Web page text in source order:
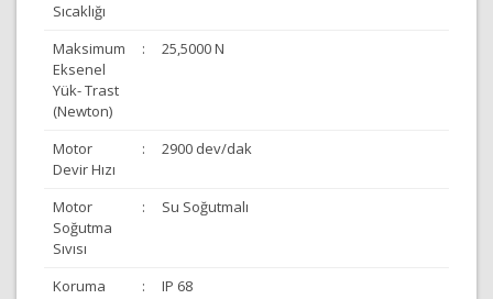
Sıcaklığı
Maksimum
Eksenel
Yük- Trast
(Newton)
: 25,5000 N
Motor
Devir Hızı
: 2900 dev/dak
Motor
Soğutma
Sıvısı
: Su Soğutmalı
Koruma
: IP 68